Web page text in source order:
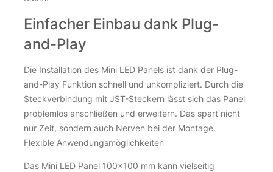
inkl. 19 % MwSt.
Verteiler JST 4-fach - 1x Stecker / 4x Buchse 12V für Mini
Verteiler JST 4-fach - 1x Stecker / 4x Buchse 12V für Mini
Einfacher Einbau dank Plug-
and-Play
Die Installation des Mini LED Panels ist dank der Plug-
and-Play Funktion schnell und unkompliziert. Durch die
Steckverbindung mit JST-Steckern lässt sich das Panel
problemlos anschließen und erweitern. Das spart nicht
nur Zeit, sondern auch Nerven bei der Montage.
Flexible Anwendungsmöglichkeiten
Das Mini LED Panel 100×100 mm kann vielseitig